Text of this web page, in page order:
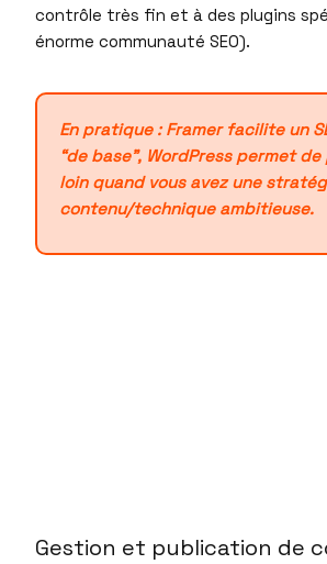
contrôle très fin et à des plugins
énorme communauté SEO).
En pratique : Framer facilite un
“de base”, WordPress permet
loin quand vous avez une
contenu/technique ambitieuse.
Gestion et publication de